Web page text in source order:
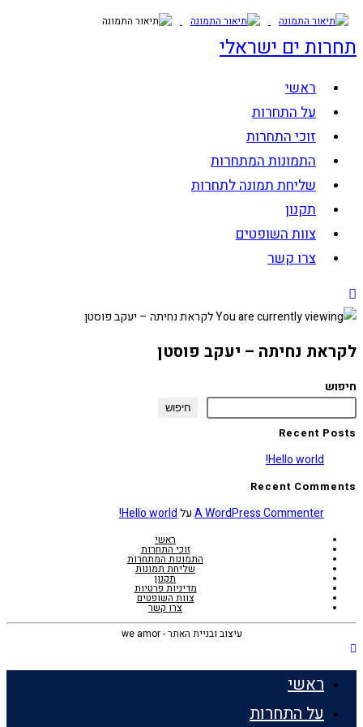
Skip
content
תחרות ים ישראלי
ראשי
על התחרות
זוכי התחרות
התמונות המתחרות
שליחת תמונה לתחרות
תקנון
צוות השופטים
צרו קשר
לקראת נחיתה – יעקב פוסטן
חיפוש
חיפוש
Recent Posts
Hello world!
Recent Comments
A WordPress CommenterעלHello world!
ראשי
זוכי התחרות
התמונות המתחרות
שליחת תמונות
תקנון
מדיניות פרטיות
צוות השופטים
צרו קשר
עיצוב ובניית האתר - we amor
ראשי
על התחרות